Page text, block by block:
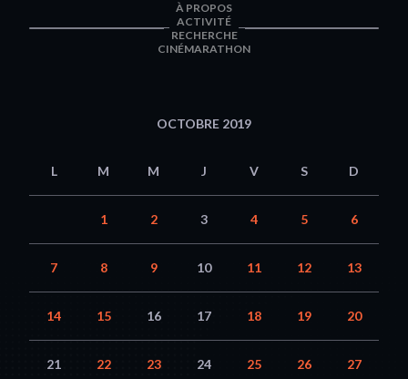
À PROPOS
ACTIVITÉ
RECHERCHE
CINÉMARATHON
OCTOBRE 2019
L M M J V S D
1 2 3 4 5 6
7 8 9 10 11 12 13
14 15 16 17 18 19 20
21 22 23 24 25 26 27